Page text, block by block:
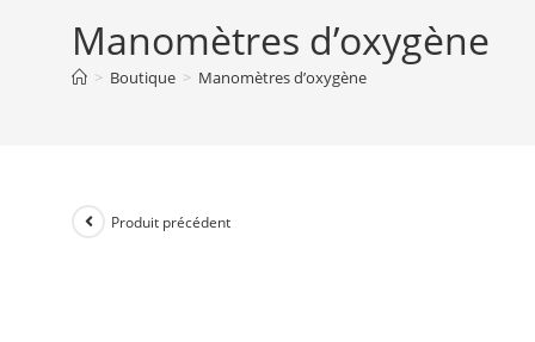
Manomètres d’oxygène
> Boutique > Manomètres d’oxygène
Produit précédent